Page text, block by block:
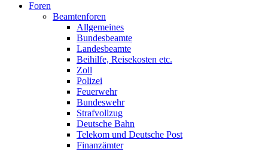
Foren
Beamtenforen
Allgemeines
Bundesbeamte
Landesbeamte
Beihilfe, Reisekosten etc.
Zoll
Polizei
Feuerwehr
Bundeswehr
Strafvollzug
Deutsche Bahn
Telekom und Deutsche Post
Finanzämter